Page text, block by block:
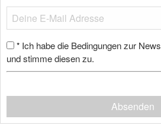
* Ich habe die Bedingungen zur
und stimme diesen zu.
Absenden